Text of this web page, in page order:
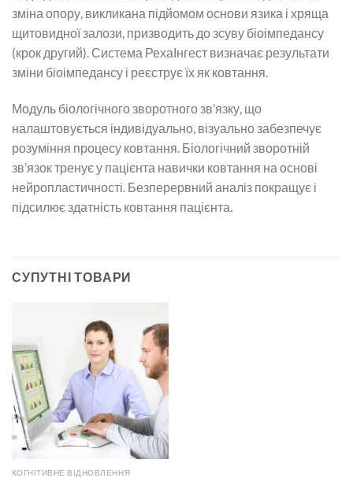
зміна опору, викликана підйомом основи язика і хряща
щитовидної залози, призводить до зсуву біоімпедансу
(крок другий). Система РехаІнгест визначає результати
зміни біоімпедансу і реєструє їх як ковтання.
Модуль біологічного зворотного зв’язку, що
налаштовується індивідуально, візуально забезпечує
розуміння процесу ковтання. Біологічний зворотній
зв’язок тренує у пацієнта навички ковтання на основі
нейропластичності. Безперервний аналіз покращує і
підсилює здатність ковтання пацієнта.
СУПУТНІ ТОВАРИ
КОГНІТИВНЕ ВІДНОВЛЕННЯ